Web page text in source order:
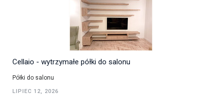
Cellaio - wytrzymałe półki do salonu
Półki do salonu
LIPIEC 12, 2026